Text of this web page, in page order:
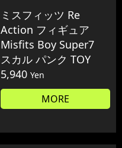
ミスフィッツ Re
Action フィギュア
Misfits Boy Super7
スカル パンク TOY
5,940 Yen
MORE